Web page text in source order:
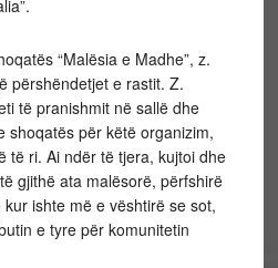
“Malësia e Madhe”, z.
përshëndetjet e rastit. Z.
të pranishmit në sallë dhe
shoqatës për këtë organizim,
të ri. Ai ndër të tjera, kujtoi dhe
gjithë ata malësorë, përfshirë
ishte më e vështirë se sot,
e tyre për komunitetin